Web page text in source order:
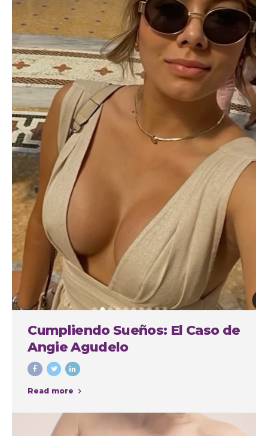
Cumpliendo Sueños: El Caso de
Angie Agudelo
Read more